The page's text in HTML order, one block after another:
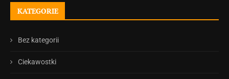
KATEGORIE
Bez kategorii
Ciekawostki